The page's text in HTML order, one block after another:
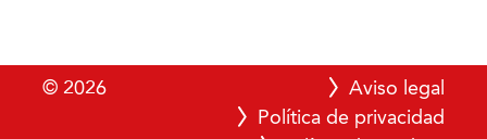
© 2026
Aviso legal
Política de privacidad